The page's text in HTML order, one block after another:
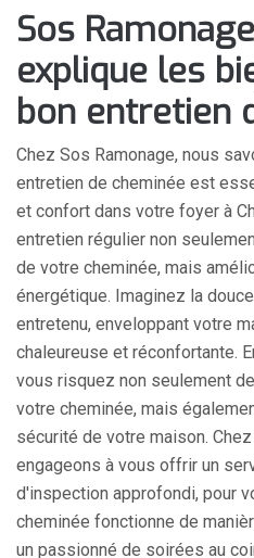
Sos
explique les
bon entretien
Chez Sos Ramonage, nous
entretien de cheminée est
et confort dans votre foyer à
entretien régulier non
de votre cheminée, mais
énergétique. Imaginez la
entretenu, enveloppant votre
chaleureuse et réconfortante.
vous risquez non seulement
votre cheminée, mais
sécurité de votre maison.
engageons à vous offrir un
d'inspection approfondi, pour
cheminée fonctionne de
un passionné de soirées au